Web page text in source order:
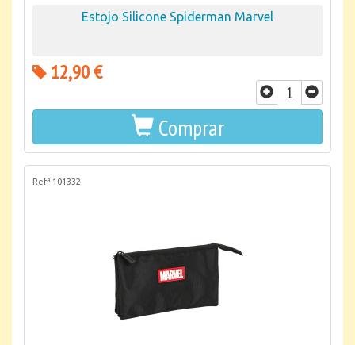
Estojo Silicone Spiderman Marvel
12,90 €
Comprar
Refª 101332